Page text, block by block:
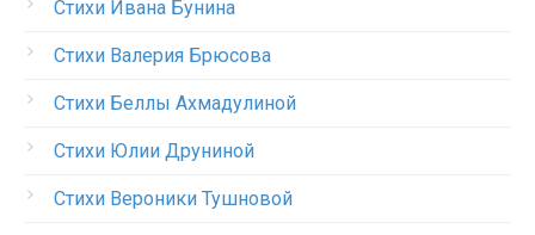
Стихи Ивана Бунина
Стихи Валерия Брюсова
Стихи Беллы Ахмадулиной
Стихи Юлии Друниной
Стихи Вероники Тушновой